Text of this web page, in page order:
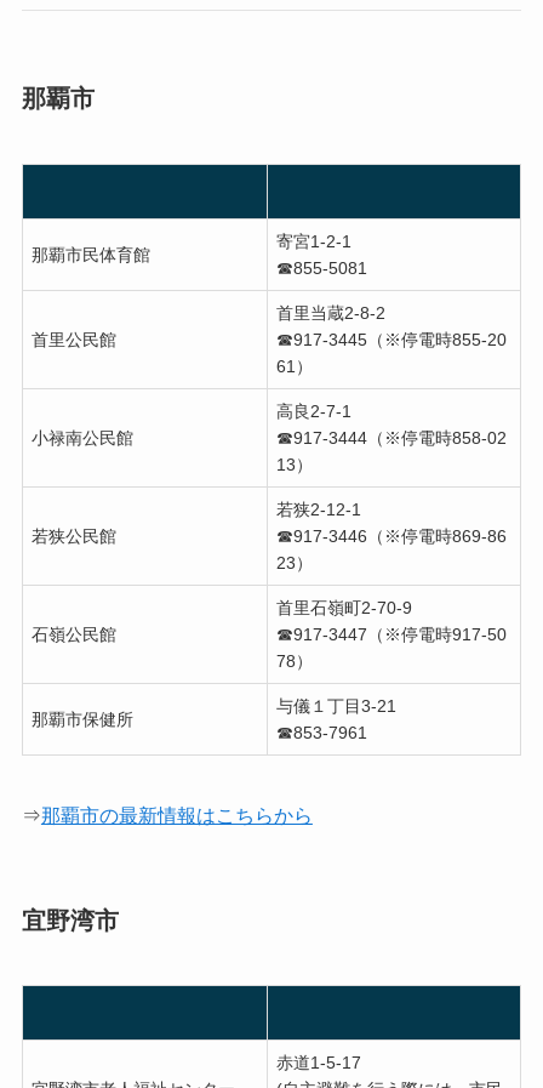
那覇市
那覇市民体育館
寄宮1-2-1
☎︎855-5081
首里公民館
首里当蔵2-8-2
☎︎917-3445（※停電時855-20
61）
小禄南公民館
高良2-7-1
☎︎917-3444（※停電時858-02
13）
若狭公民館
若狭2-12-1
☎︎917-3446（※停電時869-86
23）
石嶺公民館
首里石嶺町2-70-9
☎︎917-3447（※停電時917-50
78）
那覇市保健所
与儀１丁目3-21
☎︎853-7961
⇒那覇市の最新情報はこちらから
宜野湾市
赤道1-5-17